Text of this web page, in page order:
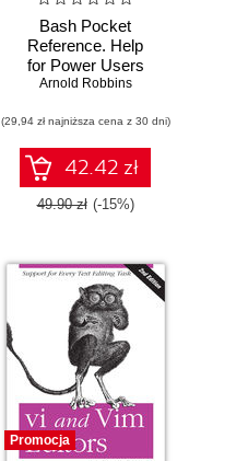
Bash Pocket
Reference. Help
for Power Users
and Sys Admins.
Arnold Robbins
(29,94 zł najniższa cena z 30 dni)
42.42 zł
49.90 zł (-15%)
Promocja